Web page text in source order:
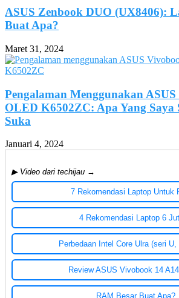
ASUS Zenbook DUO (UX8406):
Buat Apa?
Maret 31, 2024
Pengalaman Menggunakan
OLED K6502ZC: Apa Yang
Suka
Januari 4, 2024
▶ Video dari techijau →
7 Rekomendasi Laptop Untuk
4 Rekomendasi Laptop 6
Perbedaan Intel Core Ulra (seri
Review ASUS Vivobook 14
RAM Besar Buat Apa?